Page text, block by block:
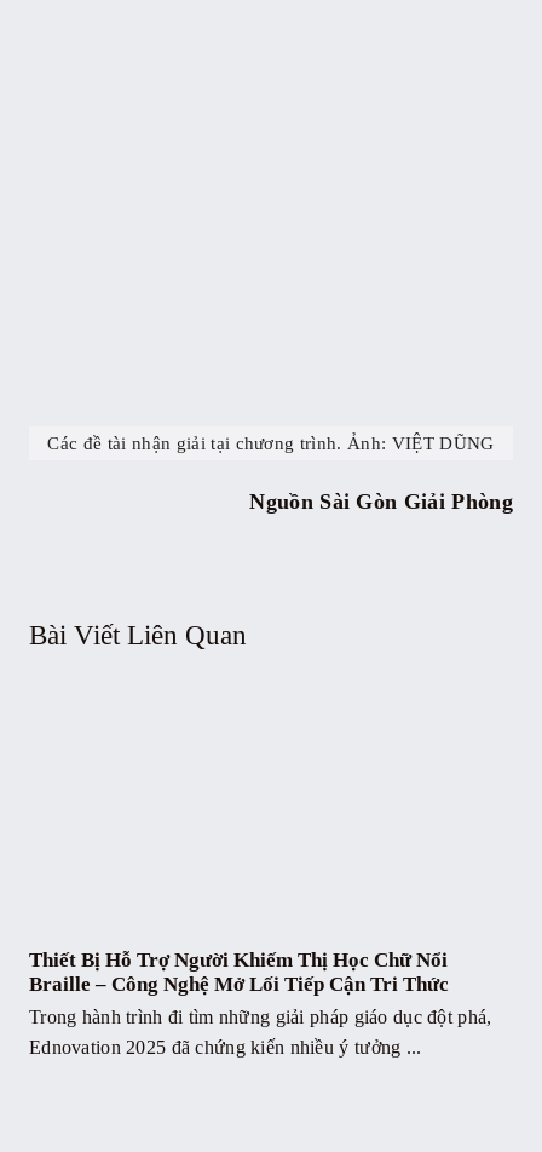
Các đề tài nhận giải tại chương trình. Ảnh: VIỆT DŨNG
Nguồn Sài Gòn Giải Phòng
Bài Viết Liên Quan
Thiết Bị Hỗ Trợ Người Khiếm Thị Học Chữ Nổi
Braille – Công Nghệ Mở Lối Tiếp Cận Tri Thức
Trong hành trình đi tìm những giải pháp giáo dục đột phá,
Ednovation 2025 đã chứng kiến nhiều ý tưởng ...